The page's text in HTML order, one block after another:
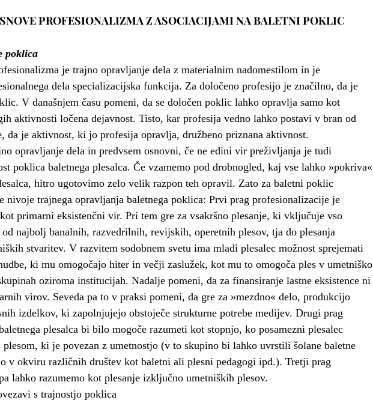
PROFESIONALIZMA Z ASOCIACIJAMI NA BALETNI POKLIC
poklica
je trajno opravljanje dela z materialnim nadomestilom in je
dela specializacijska funkcija. Za določeno profesijo je značilno, da je
V današnjem času pomeni, da se določen poklic lahko opravlja samo kot
aktivnosti ločena dejavnost. Tisto, kar profesija vedno lahko postavi v bran od
da je aktivnost, ki jo profesija opravlja, družbeno priznana aktivnost.
opravljanje dela in predvsem osnovni, če ne edini vir preživljanja je tudi
poklica baletnega plesalca. Če vzamemo pod drobnogled, kaj vse lahko »pokriva«
hitro ugotovimo zelo velik razpon teh opravil. Zato za baletni poklic
nivoje trajnega opravljanja baletnega poklica: Prvi prag profesionalizacije je
primarni eksistenčni vir. Pri tem gre za vsakršno plesanje, ki vključuje vso
najbolj banalnih, razvedrilnih, revijskih, operetnih plesov, tja do plesanja
stvaritev. V razvitem sodobnem svetu ima mladi plesalec možnost sprejemati
ki mu omogočajo hiter in večji zaslužek, kot mu to omogoča ples v umetniško
oziroma institucijah. Nadalje pomeni, da za finansiranje lastne eksistence ni
virov. Seveda pa to v praksi pomeni, da gre za »mezdno« delo, produkcijo
izdelkov, ki zapolnjujejo obstoječe strukturne potrebe medijev. Drugi prag
plesalca bi bilo mogoče razumeti kot stopnjo, ko posamezni plesalec
plesom, ki je povezan z umetnostjo (v to skupino bi lahko uvrstili šolane baletne
v okviru različnih društev kot baletni ali plesni pedagogi ipd.). Tretji prag
lahko razumemo kot plesanje izključno umetniških plesov.
s trajnostjo poklica